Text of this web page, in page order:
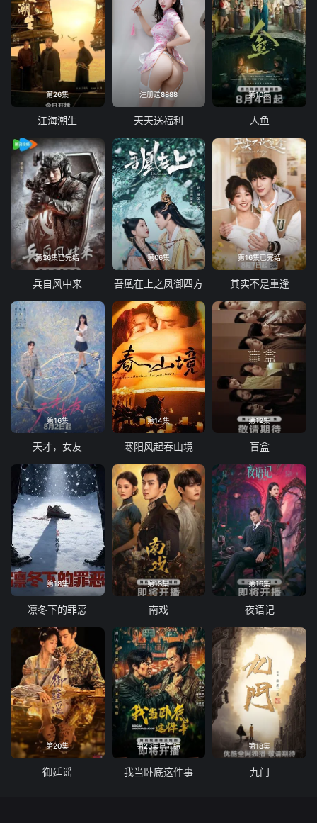
第26集
江海潮生
注册送8888
天天送福利
第10集
人鱼
第36集已完结
兵自风中来
第06集
吾凰在上之凤御四方
第16集已完结
其实不是重逢
第16集
天才，女友
第14集
寒阳风起春山境
第12集
盲盒
第18集
凛冬下的罪恶
第13集
南戏
第16集
夜语记
第20集
御廷谣
第23集已完结
我当卧底这件事
第18集
九门